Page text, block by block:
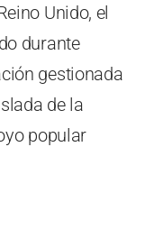
Unido, el
durante
gestionada
de la
popular